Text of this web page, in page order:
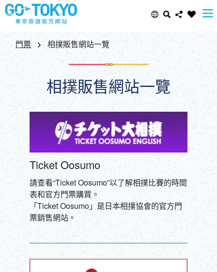
Select Language
日本語
ENGLISH
中文(简体)
中文(繁體/正體)
한글
ภาษาไทย
DEUTSCH
ITALIANO
Share this page
Email
Copy URL
門票 相撲販售網站一覽
相撲販售網站一覽
Ticket Oosumo
請查看“Ticket Oosumo”以了解相撲比賽的時間
表和官方門票購買。
「Ticket Oosumo」是日本相撲協會的官方門
票銷售網站。